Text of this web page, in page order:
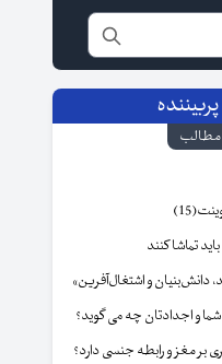
مطالب
و اجدادتان چه می گوید؟
بر مغز و رابطه جنسی دارد؟